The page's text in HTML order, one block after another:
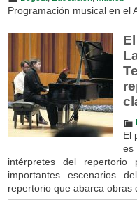
Programación musical en el
El
intérpretes del
importantes escenarios
repertorio que abarca obras